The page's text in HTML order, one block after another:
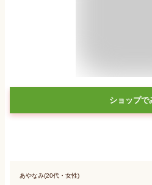
ショップで
あやなみ(20代・女性)